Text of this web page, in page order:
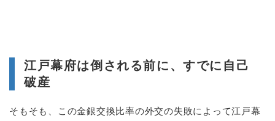
江戸幕府は倒される前に、すでに自己
破産
そもそも、この金銀交換比率の外交の失敗によって江戸幕